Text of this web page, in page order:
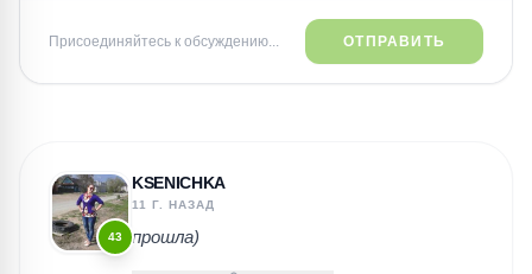
Присоединяйтесь к обсуждению... ОТПРАВИТЬ
43
KSENICHKA
11 Г. НАЗАД
прошла)